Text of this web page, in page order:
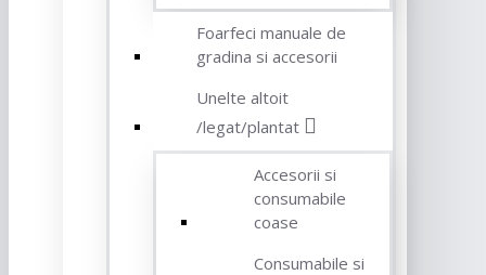
Foarfeci manuale de
gradina si accesorii
Unelte altoit
/legat/plantat
Accesorii si
consumabile
coase
Consumabile si